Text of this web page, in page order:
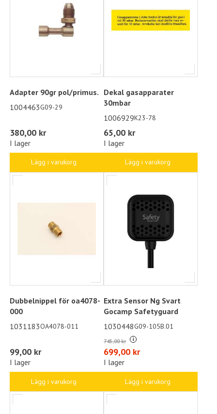
gasolsystem och uppgradera med våra säkra och
godkända produkter.
Adapter 90gr pol/primus.
1004463G09-29
380,00 kr
I lager
Lägg i varukorg
Dekal gasapparater
30mbar
1006929K23-78
65,00 kr
I lager
Lägg i varukorg
Dubbelnippel för oa4078-
000
1031183OA4078-011
99,00 kr
I lager
Lägg i varukorg
Extra Sensor Ng Svart
Gocamp Safetyguard
1030448G09-105B.01
745,00 kr i
699,00 kr
I lager
Lägg i varukorg